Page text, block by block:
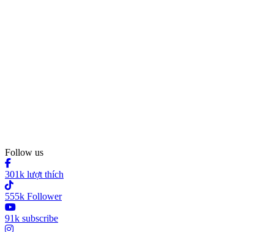
Follow us
301k lượt thích
555k Follower
91k subscribe